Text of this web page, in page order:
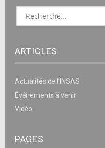
ARTICLES
Actualités de l’INSAS
Événements à venir
Vidéo
PAGES